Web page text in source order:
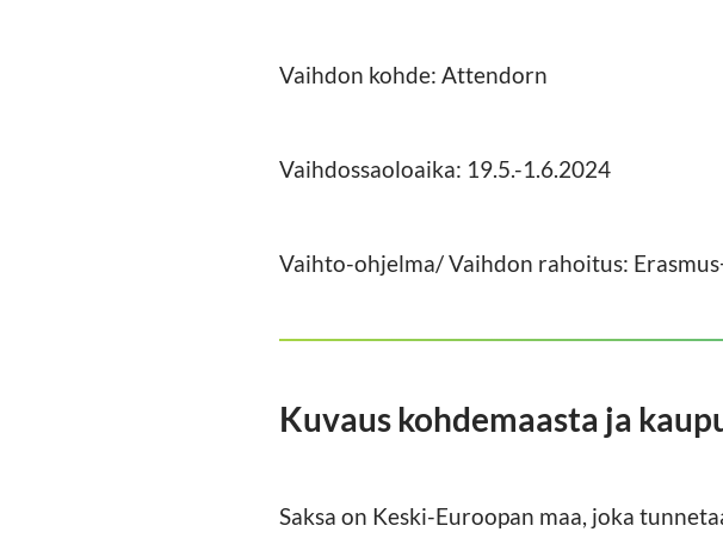
Vaihdon kohde: Attendorn
Vaihdossaoloaika: 19.5.-1.6.2024
Vaihto-ohjelma/ Vaihdon rahoitus:
Kuvaus kohdemaasta ja
Saksa on Keski-Euroopan maa, joka